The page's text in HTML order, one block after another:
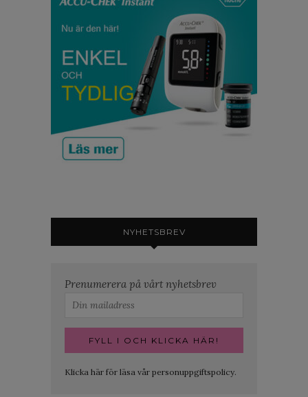
NYHETSBREV
Prenumerera på vårt nyhetsbrev
Klicka här för läsa vår personuppgiftspolicy.